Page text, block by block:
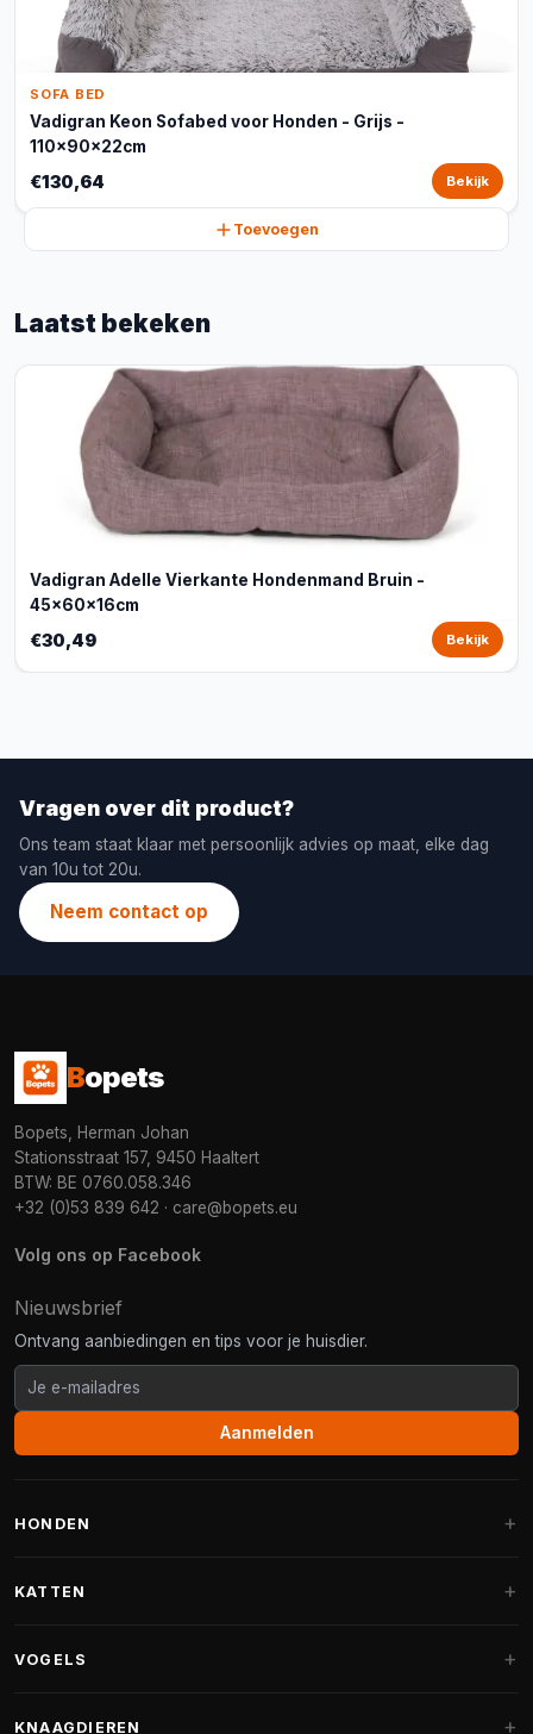
SOFA BED
Vadigran Keon Sofabed voor Honden - Grijs -
110x90x22cm
€130,64 Bekijk
Toevoegen
Laatst bekeken
Vadigran Adelle Vierkante Hondenmand Bruin -
45x60x16cm
€30,49 Bekijk
Vragen over dit product?
Ons team staat klaar met persoonlijk advies op maat, elke dag
van 10u tot 20u.
Neem contact op
Bopets
Bopets, Herman Johan
Stationsstraat 157, 9450 Haaltert
BTW: BE 0760.058.346
+32 (0)53 839 642 · care@bopets.eu
Volg ons op Facebook
Nieuwsbrief
Ontvang aanbiedingen en tips voor je huisdier.
Aanmelden
HONDEN
Fantail hondenmanden
KATTEN
VOGELS
KNAAGDIEREN